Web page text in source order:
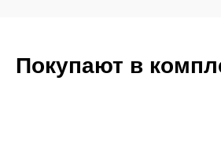
Покупают в